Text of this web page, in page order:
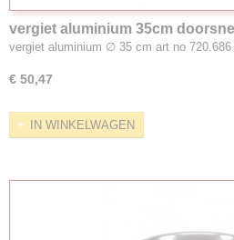
vergiet aluminium 35cm
vergiet aluminium ∅ 35 cm art no 720.686
€ 50,47
IN WINKELWAGEN